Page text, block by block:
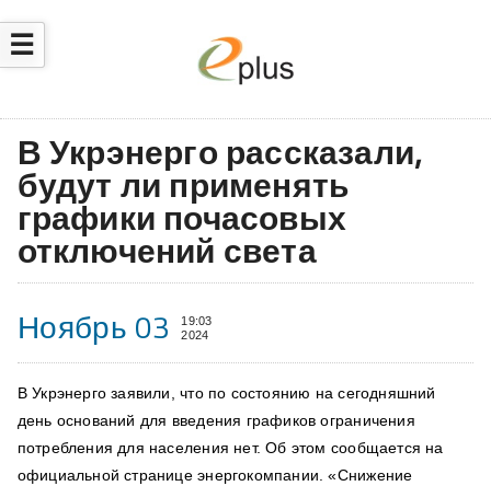
☰
В Укрэнерго рассказали,
будут ли применять
графики почасовых
отключений света
Ноябрь 03
19:03
2024
В Укрэнерго заявили, что по состоянию на сегодняшний
день оснований для введения графиков ограничения
потребления для населения нет. Об этом сообщается на
официальной странице энергокомпании. «Снижение